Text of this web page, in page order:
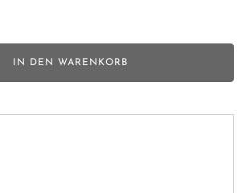
IN DEN WARENKORB